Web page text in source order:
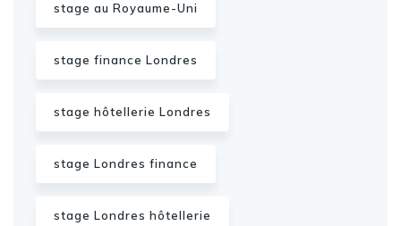
stage au Royaume-Uni
stage finance Londres
stage hôtellerie Londres
stage Londres finance
stage Londres hôtellerie